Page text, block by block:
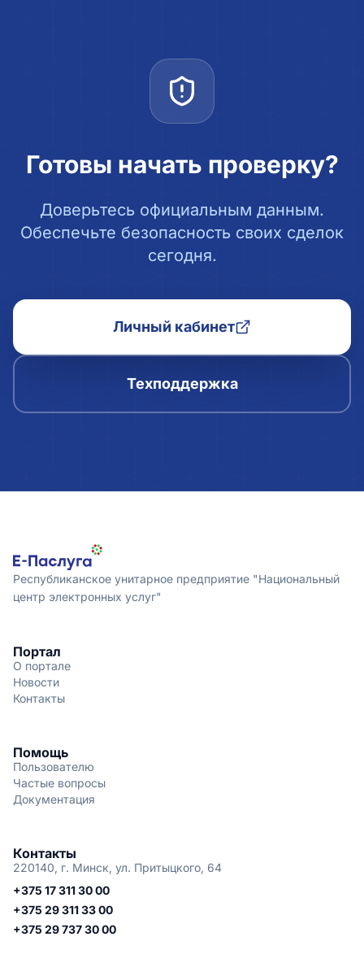
Готовы начать проверку?
Доверьтесь официальным данным.
Обеспечьте безопасность своих сделок
сегодня.
Личный кабинет
Техподдержка
Республиканское унитарное предприятие "Национальный
центр электронных услуг"
Портал
О портале
Новости
Контакты
Помощь
Пользователю
Частые вопросы
Документация
Контакты
220140, г. Минск, ул. Притыцкого, 64
+375 17 311 30 00
+375 29 311 33 00
+375 29 737 30 00